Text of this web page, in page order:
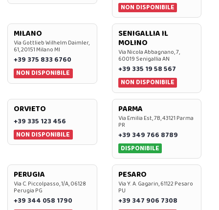
NON DISPONIBILE
MILANO
Via Gottlieb Wilhelm Daimler,
61, 20151 Milano MI
+39 375 833 6760
NON DISPONIBILE
SENIGALLIA IL
MOLINO
Via Nicola Abbagnano, 7,
60019 Senigallia AN
+39 335 19 58 567
NON DISPONIBILE
ORVIETO
+39 335 123 456
NON DISPONIBILE
PARMA
Via Emilia Est, 7B, 43121 Parma
PR
+39 349 766 8789
DISPONIBILE
PERUGIA
Via C. Piccolpasso, 1/A, 06128
Perugia PG
+39 344 058 1790
PESARO
Via Y. A. Gagarin, 61122 Pesaro
PU
+39 347 906 7308